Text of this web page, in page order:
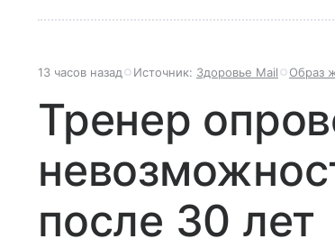
13 часов назад Источник: Здоровье Mail Образ
Тренер
после 30 лет